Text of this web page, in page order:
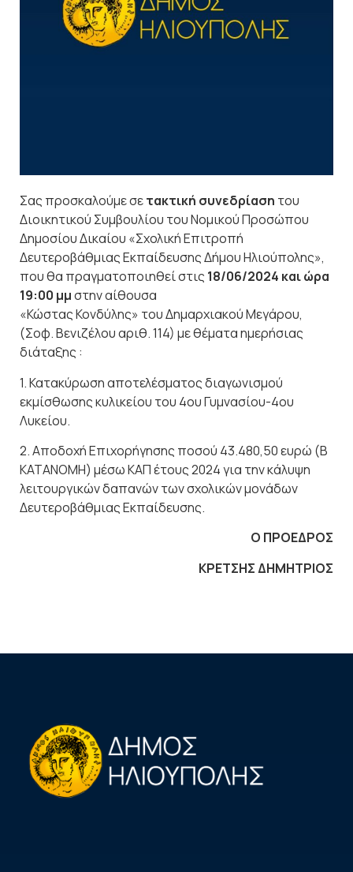
Σας προσκαλούμε σετακτική συνεδρίαση του
Διοικητικού Συμβουλίου του Νομικού Προσώπου
Δημοσίου Δικαίου «Σχολική Επιτροπή
Δευτεροβάθμιας Εκπαίδευσης Δήμου Ηλιούπολης»,
που θα πραγματοποιηθεί στις 18/06/2024 και ώρα
19:00 μμστην αίθουσα
«Κώστας Κονδύλης» του Δημαρχιακού Μεγάρου,
(Σοφ. Βενιζέλου αριθ. 114) με θέματα ημερήσιας
διάταξης :
1. Κατακύρωση αποτελέσματος διαγωνισμού
εκμίσθωσης κυλικείου του 4ου Γυμνασίου-4ου
Λυκείου.
2. Αποδοχή Επιχορήγησης ποσού 43.480,50 ευρώ (Β
ΚΑΤΑΝΟΜΗ) μέσω ΚΑΠ έτους 2024 για την κάλυψη
λειτουργικών δαπανών των σχολικών μονάδων
Δευτεροβάθμιας Εκπαίδευσης.
Ο ΠΡΟΕΔΡΟΣ
ΚΡΕΤΣΗΣ ΔΗΜΗΤΡΙΟΣ